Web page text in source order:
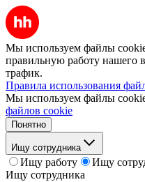
Мы используем файлы
правильную работу нашего
трафик.
Правила использования
Мы используем файлы
файлов cookie
Понятно
Ищу сотрудника
Ищу работу
Ищу
Ищу сотрудника